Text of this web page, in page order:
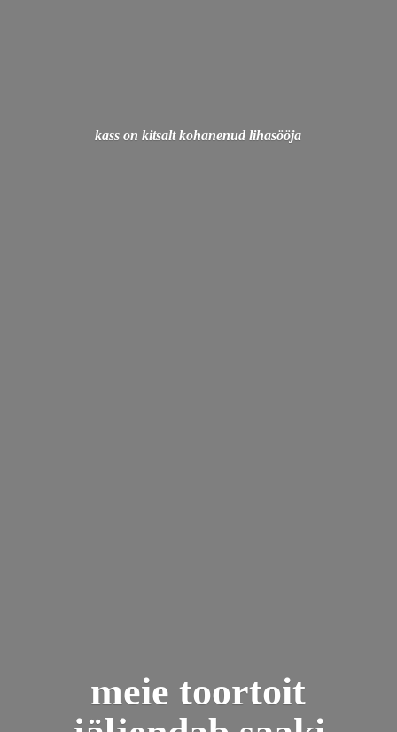
meie toortoit
kass on kitsaltkohanenud lihasööja